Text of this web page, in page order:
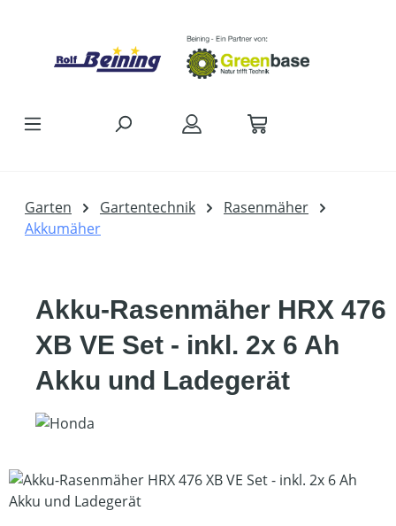
Garten Gartentechnik
Rasenmäher
Akkumäher
Akku-Rasenmäher HRX 476
XB VE Set - inkl. 2x 6 Ah
Akku und Ladegerät
Bildergalerie überspringen